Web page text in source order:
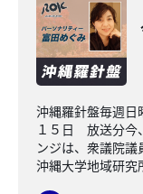
沖縄羅針盤毎週
１５日 放送分今
ンジは、衆議院
沖縄大学地域研究